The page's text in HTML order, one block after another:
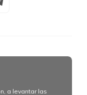
a levantar las